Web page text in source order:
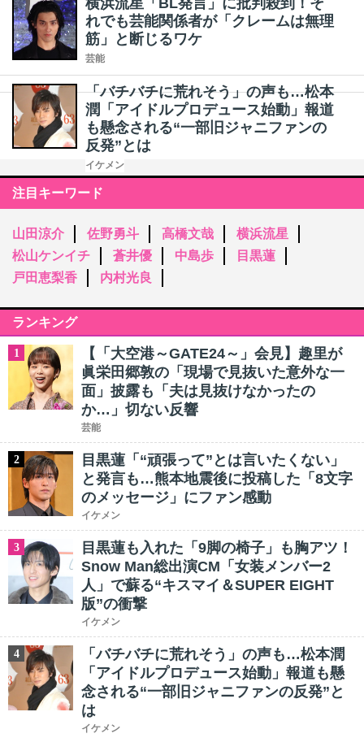
横浜流星「BL発言」に批判殺到！そ
れでも芸能関係者が「クレームは無理
筋」と断じるワケ
芸能
「バチバチに荒れそう」の声も…松本
潤「アイドルプロデュース始動」報道
も懸念される“一部旧ジャニファンの
反発”とは
イケメン
注目キーワード
山田涼介 佐野勇斗 高橋文哉
横浜流星
松山ケンイチ
蒼井優 中島歩
目黒蓮
戸田恵梨香
内村光良
ランキング
1
【「大空港～GATE24～」会見】趣里が
眞栄田郷敦の「現場で見抜いた意外な一
面」披露も「夫は見抜けなかったの
か…」切ない反響
芸能
2
目黒蓮「“頑張って”とは言いたくない」
と発言も…熊本地震後に投稿した「8文字
のメッセージ」にファン感動
イケメン
3
目黒蓮も入れた「9脚の椅子」も胸アツ！
Snow Man総出演CM「女装メンバー2
人」で蘇る“キスマイ＆SUPER EIGHT
版”の衝撃
イケメン
4
「バチバチに荒れそう」の声も…松本潤
「アイドルプロデュース始動」報道も懸
念される“一部旧ジャニファンの反発”と
は
イケメン